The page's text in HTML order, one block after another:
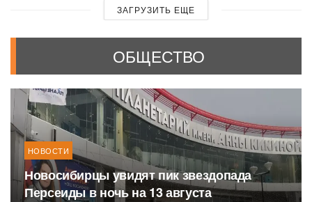
ЗАГРУЗИТЬ ЕЩЕ
ОБЩЕСТВО
НОВОСТИ
Новосибирцы увидят пик звездопада
Персеиды в ночь на 13 августа